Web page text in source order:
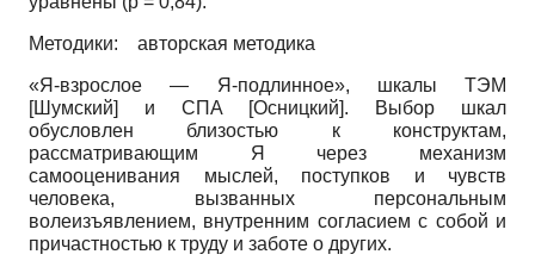
Методики: авторская методика
«Я-взрослое — Я-подлинное», шкалы ТЭМ
[Шумский] и СПА [Осницкий]. Выбор шкал
обусловлен близостью к конструктам,
рассматривающим Я через механизм
самооценивания мыслей, поступков и чувств
человека, вызванных персональным
волеизъявлением, внутренним согласием с собой и
причастностью к труду и заботе о других.